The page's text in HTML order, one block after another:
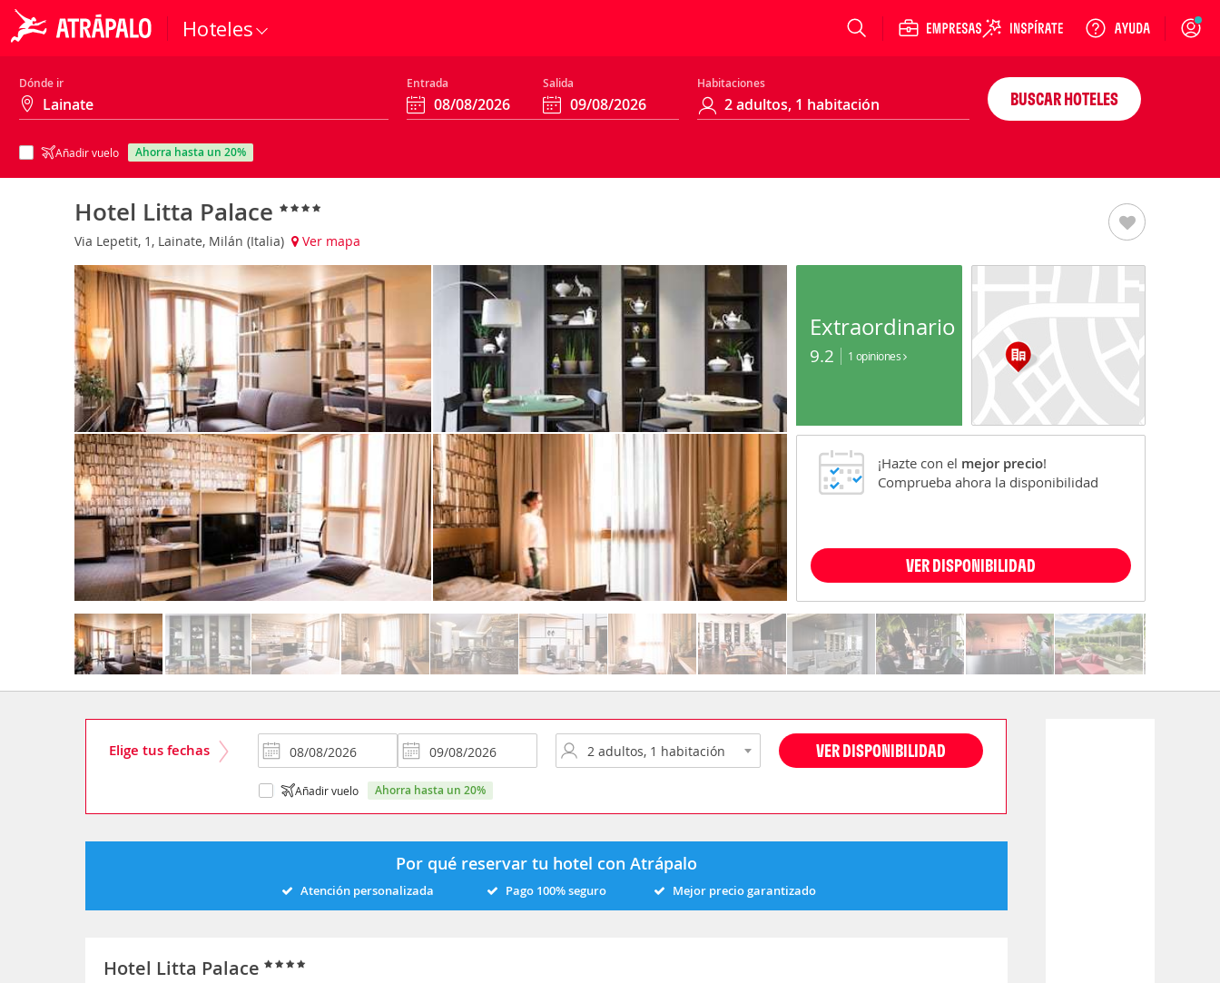
Hoteles Login
Dónde ir Entrada Salida Habitaciones
Añadir vuelo ahorra hasta un 20%
BUSCAR HOTELES
Hotel Litta Palace
Via Lepetit, 1, Lainate, Milán (Italia) Ver mapa
Extraordinario
9.2 1 opiniones
¡Hazte con el mejor precio!
Comprueba ahora la disponibilidad
VER DISPONIBILIDAD
Elige tus fechas VER DISPONIBILIDAD
Añadir vuelo ahorra hasta un 20%
Por qué reservar tu hotel con Atrápalo
Atención personalizada Pago 100% seguro Mejor precio garantizado
Hotel Litta Palace